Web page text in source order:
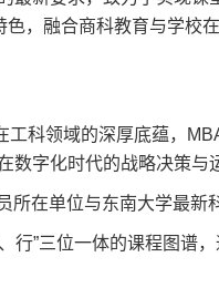
色，融合商科教育与学
工科领域的深厚底蕴，
数字化时代的战略决策与
所在单位与东南大学最新
行”三位一体的课程图谱